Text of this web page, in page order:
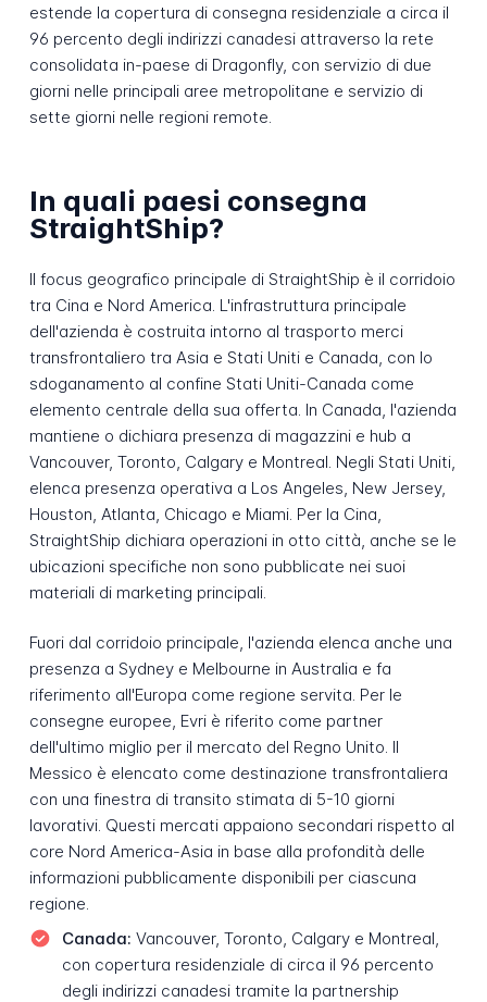
estende la copertura di consegna residenziale a circa il
96 percento degli indirizzi canadesi attraverso la rete
consolidata in-paese di Dragonfly, con servizio di due
giorni nelle principali aree metropolitane e servizio di
sette giorni nelle regioni remote.
In quali paesi consegna
StraightShip?
Il focus geografico principale di StraightShip è il corridoio
tra Cina e Nord America. L'infrastruttura principale
dell'azienda è costruita intorno al trasporto merci
transfrontaliero tra Asia e Stati Uniti e Canada, con lo
sdoganamento al confine Stati Uniti-Canada come
elemento centrale della sua offerta. In Canada, l'azienda
mantiene o dichiara presenza di magazzini e hub a
Vancouver, Toronto, Calgary e Montreal. Negli Stati Uniti,
elenca presenza operativa a Los Angeles, New Jersey,
Houston, Atlanta, Chicago e Miami. Per la Cina,
StraightShip dichiara operazioni in otto città, anche se le
ubicazioni specifiche non sono pubblicate nei suoi
materiali di marketing principali.
Fuori dal corridoio principale, l'azienda elenca anche una
presenza a Sydney e Melbourne in Australia e fa
riferimento all'Europa come regione servita. Per le
consegne europee, Evri è riferito come partner
dell'ultimo miglio per il mercato del Regno Unito. Il
Messico è elencato come destinazione transfrontaliera
con una finestra di transito stimata di 5-10 giorni
lavorativi. Questi mercati appaiono secondari rispetto al
core Nord America-Asia in base alla profondità delle
informazioni pubblicamente disponibili per ciascuna
regione.
Canada: Vancouver, Toronto, Calgary e Montreal,
con copertura residenziale di circa il 96 percento
degli indirizzi canadesi tramite la partnership